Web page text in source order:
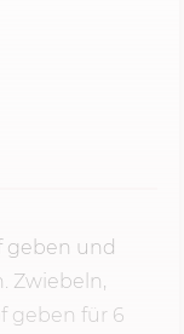
geben und
Zwiebeln,
geben für 6